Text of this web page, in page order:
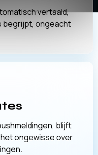
vertaald,
begrijpt, ongeacht
blijft
ongewisse over